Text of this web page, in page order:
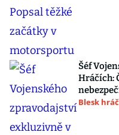
Šéf
Hráčích:
Blesk